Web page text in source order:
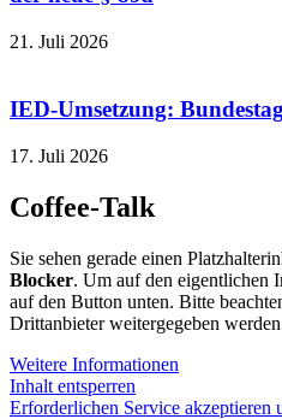
21. Juli 2026
IED-Umsetzung:
17. Juli 2026
Coffee-Talk
Sie sehen gerade einen
Blocker. Um auf den eigentlichen
auf den Button unten. Bitte
Drittanbieter weitergegeben
Weitere Informationen
Inhalt entsperren
Erforderlichen Service akzeptieren